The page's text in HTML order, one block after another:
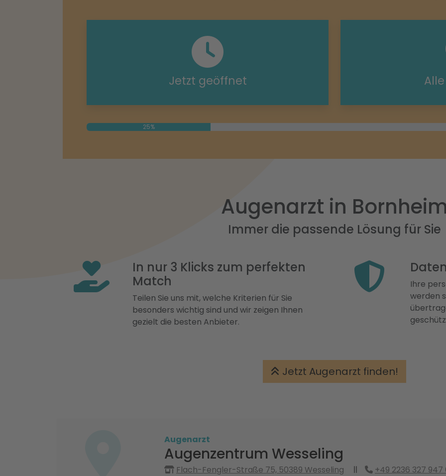
Jetzt geöffnet
25%
Augenarzt in
Immer die passende Lösung für Sie
In nur 3 Klicks zum perfekten
Match
Teilen Sie uns mit, welche Kriterien für Sie
besonders wichtig sind und wir zeigen Ihnen
gezielt die besten Anbieter.
Ihre
werden
Jetzt Augenarzt finden!
Augenarzt
Augenzentrum Wesseling
Flach-Fengler-Straße 75, 50389 Wesseling +49 2236 327 947